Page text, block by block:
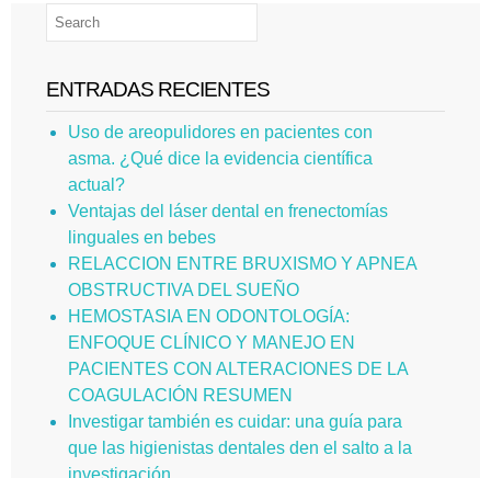
ENTRADAS RECIENTES
Uso de areopulidores en pacientes con
asma. ¿Qué dice la evidencia científica
actual?
Ventajas del láser dental en frenectomías
linguales en bebes
RELACCION ENTRE BRUXISMO Y APNEA
OBSTRUCTIVA DEL SUEÑO
HEMOSTASIA EN ODONTOLOGÍA:
ENFOQUE CLÍNICO Y MANEJO EN
PACIENTES CON ALTERACIONES DE LA
COAGULACIÓN RESUMEN
Investigar también es cuidar: una guía para
que las higienistas dentales den el salto a la